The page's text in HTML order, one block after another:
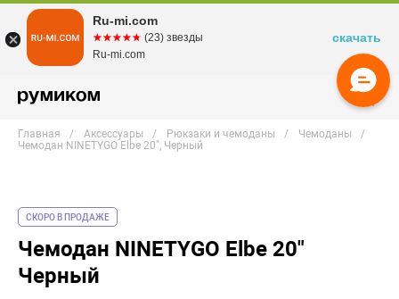
Главная Аксессуары Рюкзаки и чемоданы
Чемоданы
Чемодан NINETYGO Elbe 20", Черный
СКОРО В ПРОДАЖЕ
Чемодан NINETYGO Elbe 20"
Черный
Ru-mi.com
☆☆☆☆☆
★★★★★ (23) звезды
Ru-mi.com
скачать